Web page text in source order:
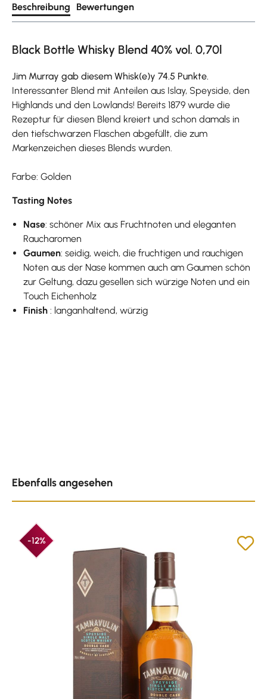
Beschreibung Bewertungen
Black Bottle Whisky Blend 40% vol. 0,70l
Jim Murray gab diesem Whisk(e)y 74.5 Punkte.
Interessanter Blend mit Anteilen aus Islay, Speyside, den
Highlands und den Lowlands! Bereits 1879 wurde die
Rezeptur für diesen Blend kreiert und schon damals in
den tiefschwarzen Flaschen abgefüllt, die zum
Markenzeichen dieses Blends wurden.
Farbe: Golden
Tasting Notes
Nase: schöner Mix aus Fruchtnoten und eleganten
Raucharomen
Gaumen: seidig, weich, die fruchtigen und rauchigen
Noten aus der Nase kommen auch am Gaumen schön
zur Geltung, dazu gesellen sich würzige Noten und ein
Touch Eichenholz
Finish: langanhaltend, würzig
Ebenfalls angesehen
-12%